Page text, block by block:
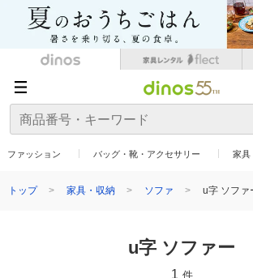
ファッション バッグ・靴・アクセサリー 家具
トップ 家具・収納 ソファ u字 ソファ
u字 ソファー
1 件